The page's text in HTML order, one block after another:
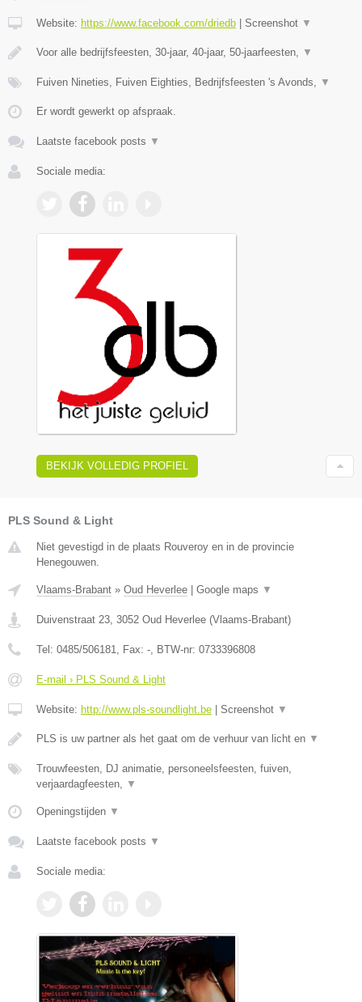
Website: https://www.facebook.com/driedb Screenshot ▼
Voor alle bedrijfsfeesten, 30-jaar, 40-jaar, 50-jaarfeesten, ▼
Fuiven Nineties, Fuiven Eighties, Bedrijfsfeesten 's Avonds, ▼
Er wordt gewerkt op afspraak.
Laatste facebook posts ▼
Sociale media:
BEKIJK VOLLEDIG PROFIEL
PLS Sound & Light
Niet gevestigd in de plaats Rouveroy en in de provincie
Henegouwen.
Vlaams-Brabant » Oud Heverlee Google maps ▼
Duivenstraat 23 3052 Oud Heverlee (Vlaams-Brabant)
Tel: 0485/506181 , Fax: - , BTW-nr: 0733396808
E-mail › PLS Sound & Light
Website: http://www.pls-soundlight.be Screenshot ▼
PLS is uw partner als het gaat om de verhuur van licht en ▼
Trouwfeesten, DJ animatie, personeelsfeesten, fuiven,
verjaardagfeesten,
▼
Openingstijden ▼
Laatste facebook posts ▼
Sociale media: